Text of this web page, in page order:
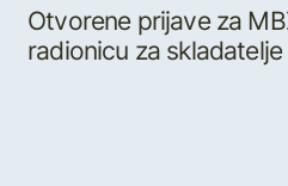
Otvorene prijave za
radionicu za